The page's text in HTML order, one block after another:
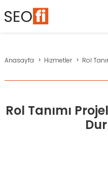
Anasayfa Hizmetler Rol
Rol Tanımı